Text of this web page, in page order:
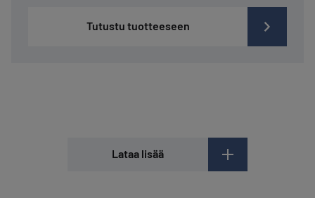
Tutustu tuotteeseen
Lataa lisää